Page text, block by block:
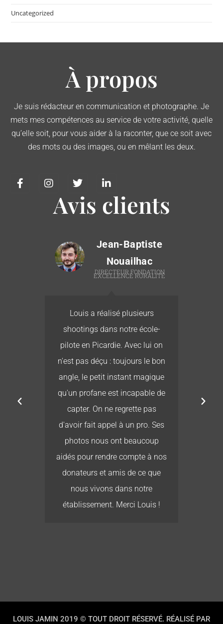
Uncategorized
À propos
Je suis rédacteur en communication et photographe. Je
mets mes compétences au service de votre activité, quelle
qu’elle soit, pour vous aider à la raconter, que ce soit avec
des mots ou des images, ou en mêlant les deux.
Avis clients
Louis a réalisé plusieurs
shootings dans notre école-
pilote en Picardie. Avec lui on
n'est pas déçu : toujours le bon
angle, le petit instant magique
qu'un profane est incapable de
capter. On ne regrette pas
d'avoir fait appel à un pro. Ses
photos nous ont beaucoup
aidés pour rendre compte à nos
donateurs et amis de ce que
nous vivons dans notre
établissement. Merci Louis !
Jean-Baptiste
Nouailhac
DIRECTEUR FONDATION
EXCELLENCE RURALITÉ
LOUIS JAMIN 2019 © TOUT DROIT RÉSERVÉ. RÉALISÉ PAR